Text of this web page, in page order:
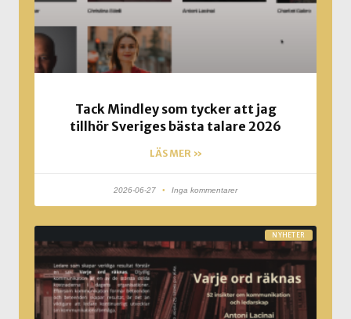
Tack Mindley som tycker att jag
tillhör Sveriges bästa talare 2026
LÄS MER »
2026-06-27 Inga kommentarer
NYHETER